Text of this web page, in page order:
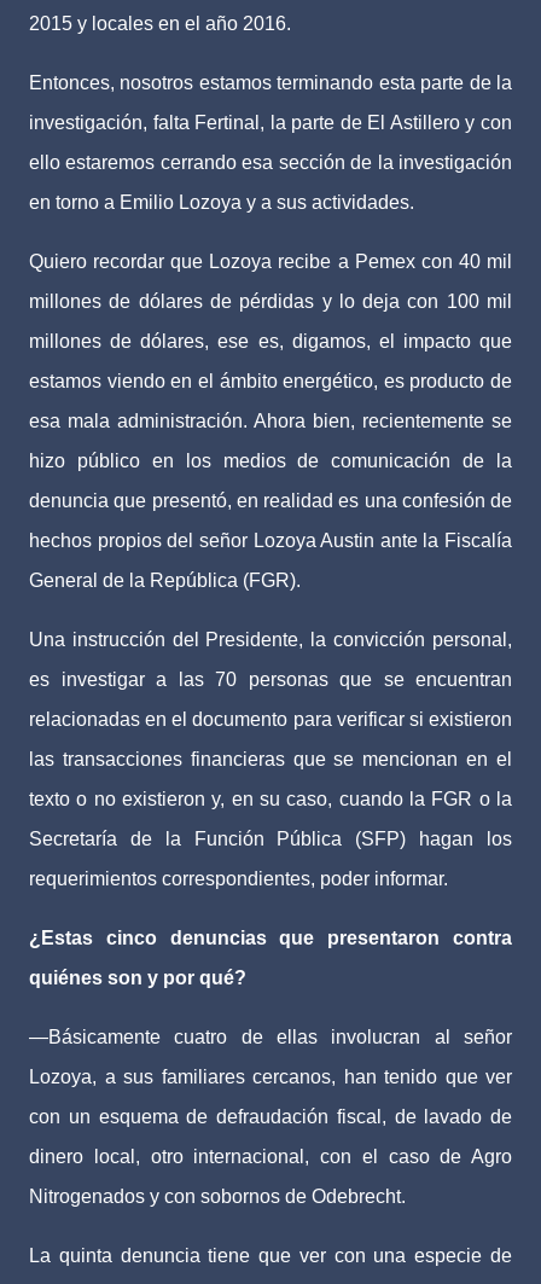
2015 y locales en el año 2016.
Entonces, nosotros estamos terminando esta parte de la
investigación, falta Fertinal, la parte de El Astillero y con
ello estaremos cerrando esa sección de la investigación
en torno a Emilio Lozoya y a sus actividades.
Quiero recordar que Lozoya recibe a Pemex con 40 mil
millones de dólares de pérdidas y lo deja con 100 mil
millones de dólares, ese es, digamos, el impacto que
estamos viendo en el ámbito energético, es producto de
esa mala administración. Ahora bien, recientemente se
hizo público en los medios de comunicación de la
denuncia que presentó, en realidad es una confesión de
hechos propios del señor Lozoya Austin ante la Fiscalía
General de la República (FGR).
Una instrucción del Presidente, la convicción personal,
es investigar a las 70 personas que se encuentran
relacionadas en el documento para verificar si existieron
las transacciones financieras que se mencionan en el
texto o no existieron y, en su caso, cuando la FGR o la
Secretaría de la Función Pública (SFP) hagan los
requerimientos correspondientes, poder informar.
¿Estas cinco denuncias que presentaron contra
quiénes son y por qué?
—Básicamente cuatro de ellas involucran al señor
Lozoya, a sus familiares cercanos, han tenido que ver
con un esquema de defraudación fiscal, de lavado de
dinero local, otro internacional, con el caso de Agro
Nitrogenados y con sobornos de Odebrecht.
La quinta denuncia tiene que ver con una especie de